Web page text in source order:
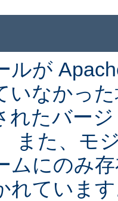
ルが
いなかっ
れたバー
また、モ
ムにのみ
れていま